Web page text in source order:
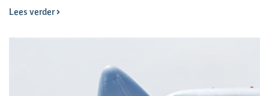
Lees verder